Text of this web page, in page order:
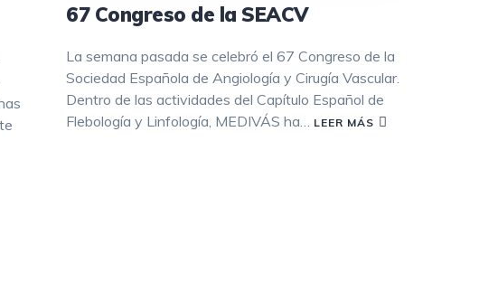
RADIOLOGÍA
67 Congreso de la SEACV
La semana pasada se celebró el 67 Congreso de la
Sociedad Española de Angiología y Cirugía Vascular.
Dentro de las actividades del Capítulo Español de
Flebología y Linfología, MEDIVÁS ha…
LEER MÁS